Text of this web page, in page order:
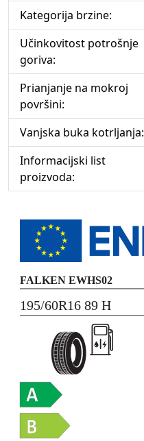
Kategorija brzine:
Učinkovitost potrošnje
goriva:
Prianjanje na mokroj
površini:
Vanjska buka kotrljanja:
Informacijski list
proizvoda: